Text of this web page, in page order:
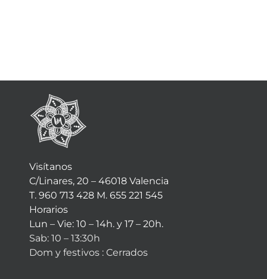
Visítanos
C/Linares, 20 – 46018 Valencia
T. 960 713 428 M. 655 221 545
Horarios
Lun – Vie: 10 – 14h. y 17 – 20h.
Sab: 10 – 13:30h
Dom y festivos : Cerrados